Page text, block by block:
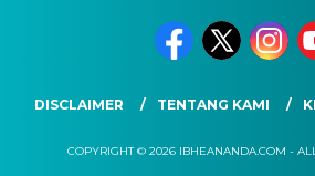
DISCLAIMER TENTANG KAMI
COPYRIGHT © 2026 IBHEANANDA.COM -